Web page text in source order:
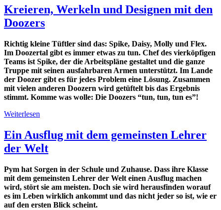
Kreieren, Werkeln und Designen mit den
Doozers
Richtig kleine Tüftler sind das: Spike, Daisy, Molly und Flex.
Im Doozertal gibt es immer etwas zu tun. Chef des vierköpfigen
Teams ist Spike, der die Arbeitspläne gestaltet und die ganze
Truppe mit seinen ausfahrbaren Armen unterstützt. Im Lande
der Doozer gibt es für jedes Problem eine Lösung. Zusammen
mit vielen anderen Doozern wird getüftelt bis das Ergebnis
stimmt. Komme was wolle: Die Doozers “tun, tun, tun es”!
Weiterlesen
Ein Ausflug mit dem gemeinsten Lehrer
der Welt
Pym hat Sorgen in der Schule und Zuhause. Dass ihre Klasse
mit dem gemeinsten Lehrer der Welt einen Ausflug machen
wird, stört sie am meisten. Doch sie wird herausfinden worauf
es im Leben wirklich ankommt und das nicht jeder so ist, wie er
auf den ersten Blick scheint.